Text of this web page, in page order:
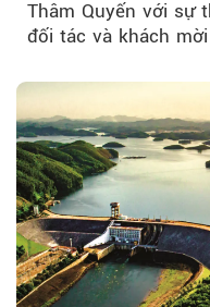
Thâm Quyến với sự
đối tác và khách